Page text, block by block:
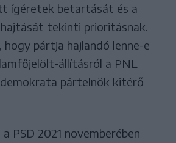
ígéretek betartását és a
tekinti prioritásnak.
hogy pártja hajlandó lenne-e
állításról a PNL
pártelnök kitérő
PSD 2021 novemberében